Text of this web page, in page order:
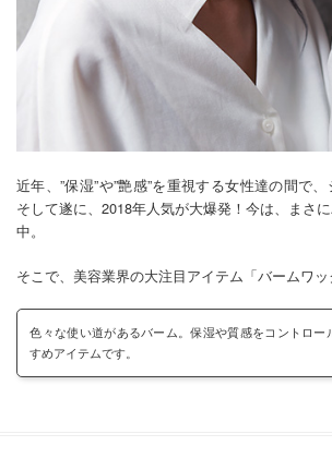
近年、”保湿”や”艶感”を重視する女性達の間で、
そして遂に、2018年人気が大爆発！今は、まさ
中。
そこで、美容業界の大注目アイテム「バームワッ
色々な使い道があるバーム。保湿や質感をコントロー
すめアイテムです。